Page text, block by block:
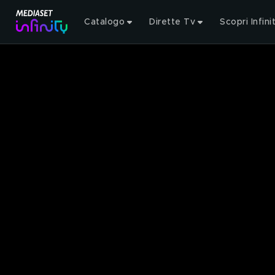
Catalogo Dirette Tv Scopri